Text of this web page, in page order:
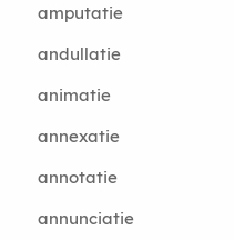
amputatie
andullatie
animatie
annexatie
annotatie
annunciatie